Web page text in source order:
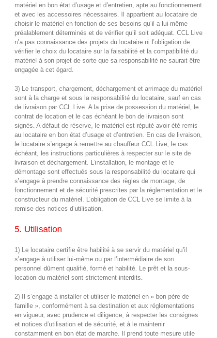
matériel en bon état d’usage et d’entretien, apte au fonctionnement
et avec les accessoires nécessaires. Il appartient au locataire de
choisir le matériel en fonction de ses besoins qu’il a lui-même
préalablement déterminés et de vérifier qu’il soit adéquat. CCL Live
n’a pas connaissance des projets du locataire ni l’obligation de
vérifier le choix du locataire sur la faisabilité et la compatibilité du
matériel à son projet de sorte que sa responsabilité ne saurait être
engagée à cet égard.
3) Le transport, chargement, déchargement et arrimage du matériel
sont à la charge et sous la responsabilité du locataire, sauf en cas
de livraison par CCL Live. A la prise de possession du matériel, le
contrat de location et le cas échéant le bon de livraison sont
signés. A défaut de réserve, le matériel est réputé avoir été remis
au locataire en bon état d’usage et d’entretien. En cas de livraison,
le locataire s’engage à remettre au chauffeur CCL Live, le cas
échéant, les instructions particulières à respecter sur le site de
livraison et déchargement. L’installation, le montage et le
démontage sont effectués sous la responsabilité du locataire qui
s’engage à prendre connaissance des règles de montage, de
fonctionnement et de sécurité prescrites par la réglementation et le
constructeur du matériel. L’obligation de CCL Live se limite à la
remise des notices d’utilisation.
5. Utilisation
1) Le locataire certifie être habilité à se servir du matériel qu’il
s’engage à utiliser lui-même ou par l’intermédiaire de son
personnel dûment qualifié, formé et habilité. Le prêt et la sous-
location du matériel sont strictement interdits.
2) Il s’engage à installer et utiliser le matériel en « bon père de
famille », conformément à sa destination et aux réglementations
en vigueur, avec prudence et diligence, à respecter les consignes
et notices d’utilisation et de sécurité, et à le maintenir
constamment en bon état de marche. Il prend toute mesure utile